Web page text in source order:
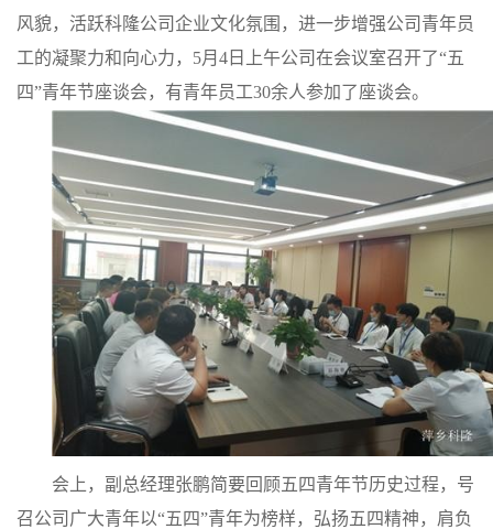
动
态
品
厅
书
风貌，活跃科隆公司企业文化氛围，进一步增强公司青年员
工的凝聚力和向心力， 5月4日 上午公司在会议室召开了“五
四”青年节座谈会 ，有青年员工30余人参加了座谈会。
会上，副总经理张鹏简要回顾五四青年节历史过程，号
召公司广大青年以“五四”青年为榜样，弘扬五四精神，肩负